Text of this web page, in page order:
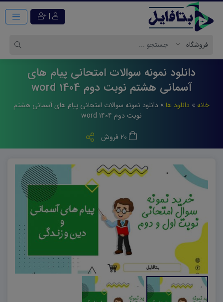
|
دانلود نمونه سوالات امتحانی پیام های
آسمانی هشتم نوبت دوم 1404 word
خانه » دانلود ها » دانلود نمونه سوالات امتحانی پیام های آسمانی هشتم
نوبت دوم ۱۴۰۴ word